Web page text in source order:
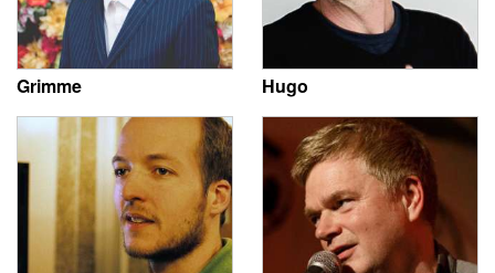
Grimme Hugo